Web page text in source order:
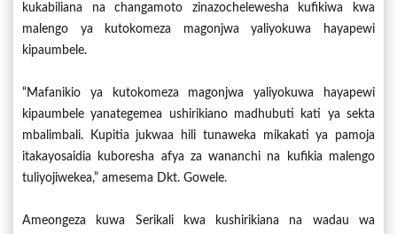
kukabiliana na changamoto zinazochelewesha kufikiwa kwa
malengo ya kutokomeza magonjwa yaliyokuwa hayapewi
kipaumbele.
“Mafanikio ya kutokomeza magonjwa yaliyokuwa hayapewi
kipaumbele yanategemea ushirikiano madhubuti kati ya sekta
mbalimbali. Kupitia jukwaa hili tunaweka mikakati ya pamoja
itakayosaidia kuboresha afya za wananchi na kufikia malengo
tuliyojiwekea,” amesema Dkt. Gowele.
Ameongeza kuwa Serikali kwa kushirikiana na wadau wa